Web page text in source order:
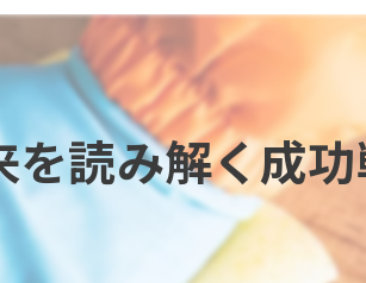
エアコンクリーニング
部屋
除菌
浴室
読み解く成